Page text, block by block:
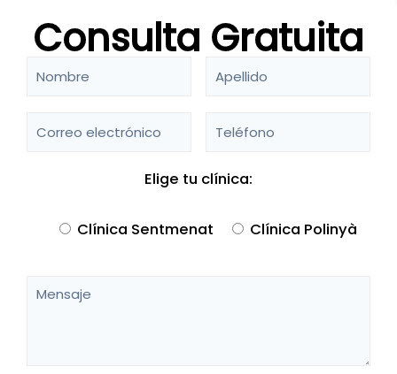
Consulta Gratuita
Elige tu clínica:
Clínica Sentmenat Clínica Polinyà